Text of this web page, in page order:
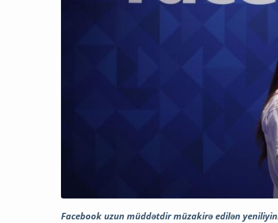
Facebook uzun müddətdir müzakirə edilən